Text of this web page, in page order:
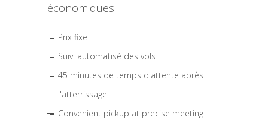
économiques
Prix fixe
Suivi automatisé des vols
45 minutes de temps d'attente après
l'atterrissage
Convenient pickup at precise meeting